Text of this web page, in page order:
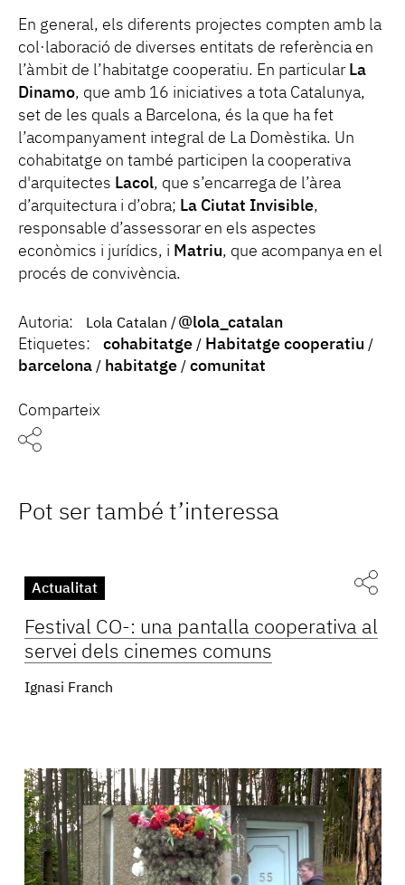
En general, els diferents projectes compten amb la
col·laboració de diverses entitats de referència en
l’àmbit de l’habitatge cooperatiu. En particular La
Dinamo, que amb 16 iniciatives a tota Catalunya,
set de les quals a Barcelona, és la que ha fet
l’acompanyament integral de La Domèstika. Un
cohabitatge on també participen la cooperativa
d'arquitectes Lacol, que s’encarrega de l’àrea
d’arquitectura i d’obra; La Ciutat Invisible,
responsable d’assessorar en els aspectes
econòmics i jurídics, i Matriu, que acompanya en el
procés de convivència.
Autoria: Lola Catalan
@lola_catalan
Etiquetes:
cohabitatge
Habitatge cooperatiu
barcelona
habitatge comunitat
Comparteix
Pot ser també t’interessa
Actualitat
Festival CO-: una pantalla cooperativa al
servei dels cinemes comuns
Ignasi Franch